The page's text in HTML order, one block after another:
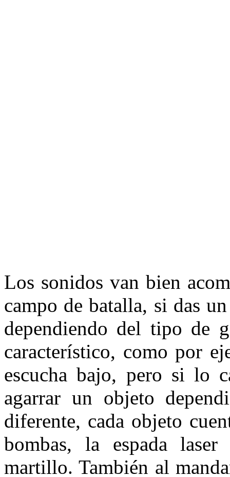
Los sonidos van bien
campo de batalla, si das
dependiendo del tipo de
característico, como por
escucha bajo, pero si lo
agarrar un objeto
diferente, cada objeto
bombas, la espada
martillo. También al